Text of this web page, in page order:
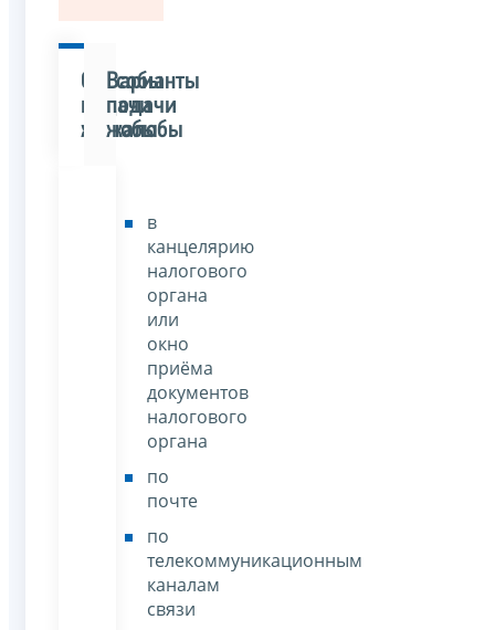
Способы
подачи
жалобы
Варианты
подачи
жалобы
в
канцелярию
налогового
органа
или
окно
приёма
документов
налогового
органа
по
почте
по
телекоммуникационным
каналам
связи